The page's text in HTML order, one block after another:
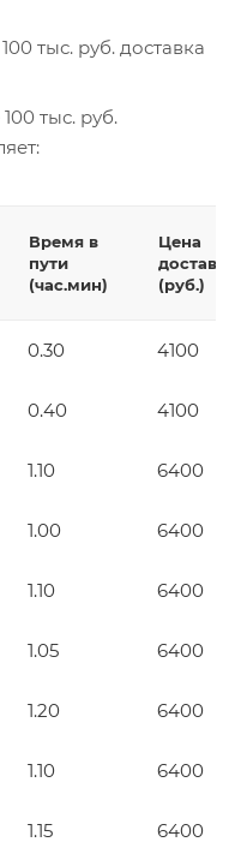
тыс. руб. доставка
тыс. руб.
Время в
пути
(час.мин)
Цена
(руб.)
0.30 4100
0.40 4100
1.10 6400
1.00 6400
1.10 6400
1.05 6400
1.20 6400
1.10 6400
1.15 6400